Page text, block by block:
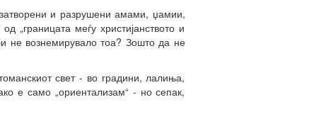
и разрушени амами, џамии,
„границата меѓу христијанството и
не вознемирувало тоа? Зошто да не
свет - во градини, лалиња,
е само „ориентализам“ - но сепак,